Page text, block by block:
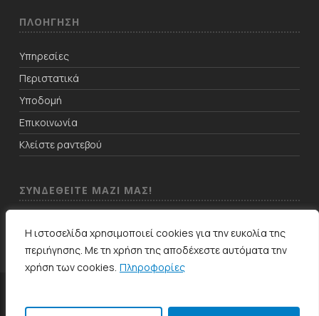
Η ιστοσελίδα χρησιμοποιεί cookies για την ευκολία της
περιήγησης. Με τη χρήση της αποδέχεστε αυτόματα την
χρήση των cookies. Πληροφορίες
ΠΛΟΗΓΗΣΗ
Υπηρεσίες
Περιστατικά
Υποδομή
Επικοινωνία
Κλείστε ραντεβού
ΣΥΝΔΕΘΕΙΤΕ ΜΑΖΙ ΜΑΣ!
byChC